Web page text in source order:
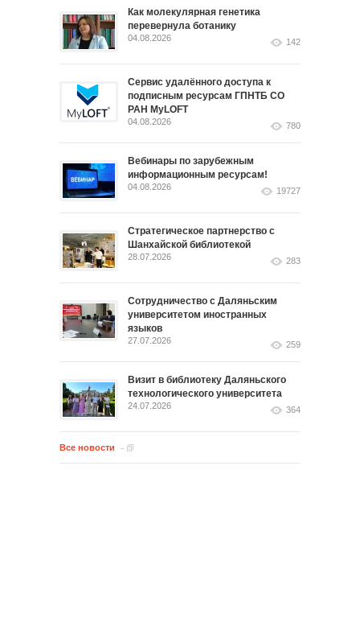
Как молекулярная генетика
перевернула ботанику
04.08.2026 142
Сервис удалённого доступа к
подписным ресурсам ГПНТБ СО
РАН MyLOFT
04.08.2026 780
Вебинары по зарубежным
информационным ресурсам!
04.08.2026 19727
Стратегическое партнерство с
Шанхайской библиотекой
28.07.2026 283
Сотрудничество с Даляньским
университетом иностранных
языков
27.07.2026 259
Визит в библиотеку Даляньского
технологического университета
24.07.2026 364
Все новости